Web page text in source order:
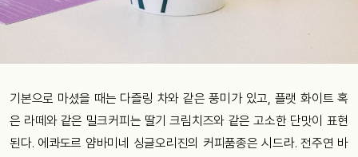
기본으로 마셨을 때는 다즐링 차와 같은 풍미가 있고, 플랫 화이트 혹
은 라떼와 같은 밀크커피는 딸기 크림치즈와 같은 고소한 단맛이 표현
된다. 에콰도르 얌바미네 싱글오리진의 커피품종은 시드라. 전주연 바